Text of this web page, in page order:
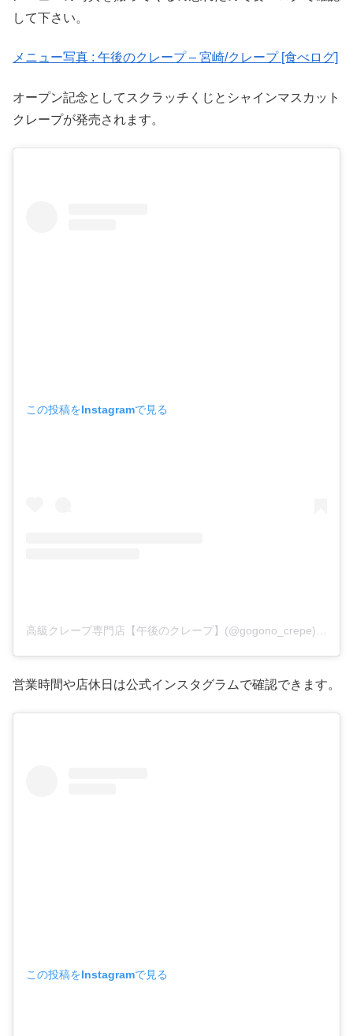
して下さい。
メニュー写真 : 午後のクレープ – 宮崎/クレープ [食べログ]
オープン記念としてスクラッチくじとシャインマスカット
クレープが発売されます。
この投稿をInstagramで見る
営業時間や店休日は公式インスタグラムで確認できます。
この投稿をInstagramで見る